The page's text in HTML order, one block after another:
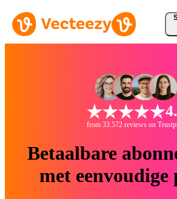
from 33.572 reviews on
Betaalbare
met